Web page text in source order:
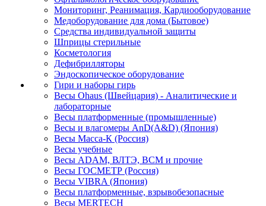
Мониторинг, Реанимация, Кардиооборудование
Медоборудование для дома (Бытовое)
Средства индивидуальной защиты
Шприцы стерильные
Косметология
Дефибрилляторы
Эндоскопическое оборудование
Гири и наборы гирь
Весы Ohaus (Швейцария) - Аналитические и
лабораторные
Весы платформенные (промышленные)
Весы и влагомеры AnD(A&D) (Япония)
Весы Масса-К (Россия)
Весы учебные
Весы ADAM, ВЛТЭ, BCM и прочие
Весы ГОСМЕТР (Россия)
Весы VIBRA (Япония)
Весы платформенные, взрывобезопасные
Весы MERTECH